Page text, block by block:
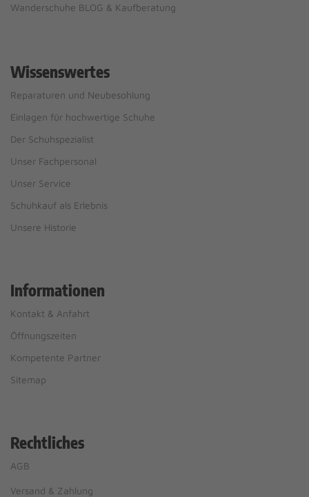
Wanderschuhe BLOG & Kaufberatung
Wissenswertes
Reparaturen und Neubesohlung
Einlagen für hochwertige Schuhe
Der Schuhspezialist
Unser Fachpersonal
Unser Service
Schuhkauf als Erlebnis
Unsere Historie
Informationen
Kontakt & Anfahrt
Öffnungszeiten
Kompetente Partner
Sitemap
Rechtliches
AGB
Versand & Zahlung